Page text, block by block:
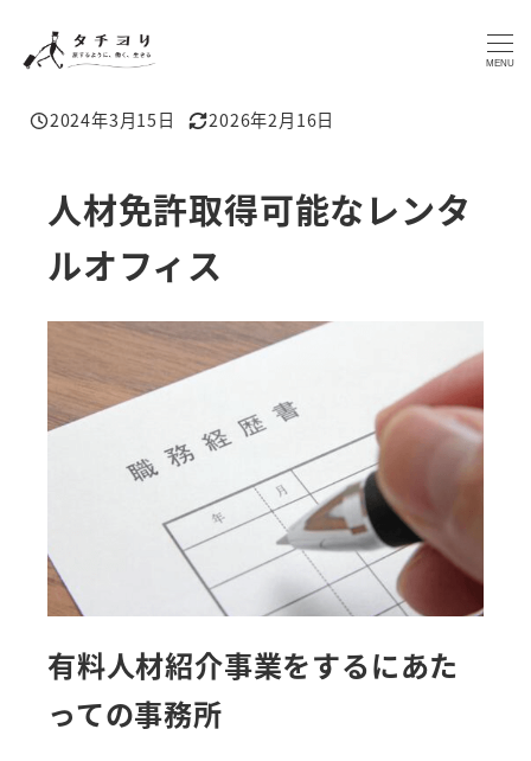
イ
MENU
投稿日
2024年3月15日
更新日
2026年2月16日
人材免許取得可能なレンタ
ルオフィス
有料人材紹介事業をするにあた
っての事務所